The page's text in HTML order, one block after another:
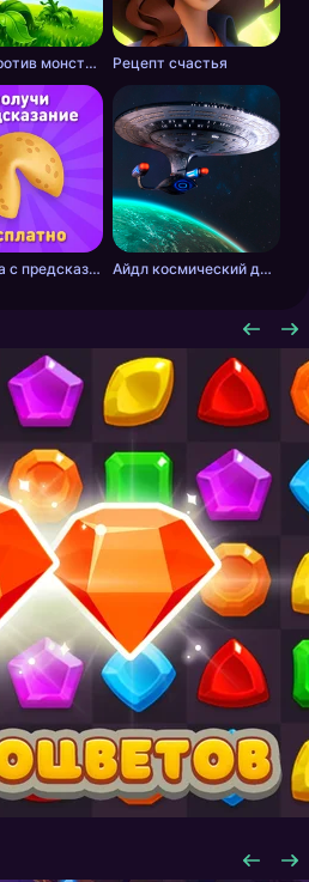
Цветы против монстров Рецепт счастья
Печенька с предсказанием Айдл космический добытчик